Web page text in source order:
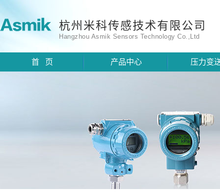
杭州米科传感技术有限公司
Hangzhou Asmik Sensors Technology Co.,Ltd
首 页 产品中心 压力变